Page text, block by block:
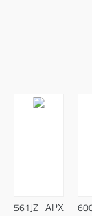
561JZ
APX